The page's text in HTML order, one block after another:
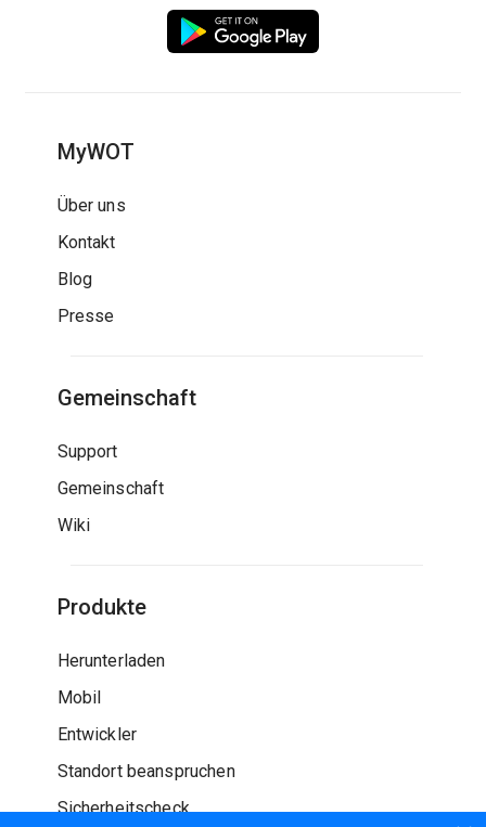
MyWOT
Über uns
Kontakt
Blog
Presse
Gemeinschaft
Support
Gemeinschaft
Wiki
Produkte
Herunterladen
Mobil
Entwickler
Standort beanspruchen
Sicherheitscheck